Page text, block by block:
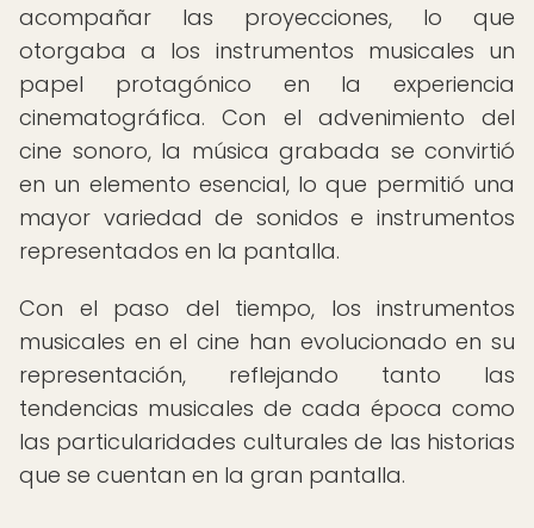
acompañar las proyecciones, lo que
otorgaba a los instrumentos musicales un
papel protagónico en la experiencia
cinematográfica. Con el advenimiento del
cine sonoro, la música grabada se convirtió
en un elemento esencial, lo que permitió una
mayor variedad de sonidos e instrumentos
representados en la pantalla.
Con el paso del tiempo, los instrumentos
musicales en el cine han evolucionado en su
representación, reflejando tanto las
tendencias musicales de cada época como
las particularidades culturales de las historias
que se cuentan en la gran pantalla.